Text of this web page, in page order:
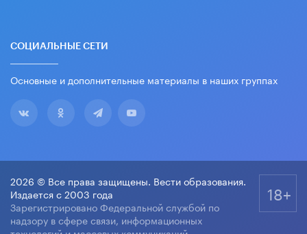
СОЦИАЛЬНЫЕ СЕТИ
Основные и дополнительные материалы в наших группах
2026 © Все права защищены. Вести образования.
Издается с 2003 года
Зарегистрировано Федеральной службой по
надзору в сфере связи, информационных
18+